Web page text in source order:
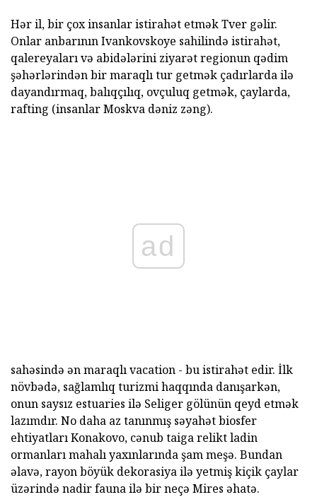
Hər il, bir çox insanlar istirahət etmək Tver gəlir.
Onlar anbarının Ivankovskoye sahilində istirahət,
qalereyaları və abidələrini ziyarət regionun qədim
şəhərlərindən bir maraqlı tur getmək çadırlarda ilə
dayandırmaq, balıqçılıq, ovçuluq getmək, çaylarda,
rafting (insanlar Moskva dəniz zəng).
ad
sahəsində ən maraqlı vacation - bu istirahət edir. İlk
növbədə, sağlamlıq turizmi haqqında danışarkən,
onun saysız estuaries ilə Seliger gölünün qeyd etmək
lazımdır. No daha az tanınmış səyahət biosfer
ehtiyatları Konakovo, cənub taiga relikt ladin
ormanları mahalı yaxınlarında şam meşə. Bundan
əlavə, rayon böyük dekorasiya ilə yetmiş kiçik çaylar
üzərində nadir fauna ilə bir neçə Mires əhatə.